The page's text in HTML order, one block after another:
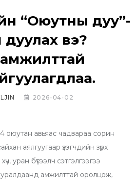
“Оюутны дуу”-
дуулах вэ?
амжилттай
2026-04-02
оюутан авьяас чадвараа сорин
аялгуугаар үзэгчдийн зүрх
уран бүтээлч сэтгэлгээгээ
амжилттай оролцож,